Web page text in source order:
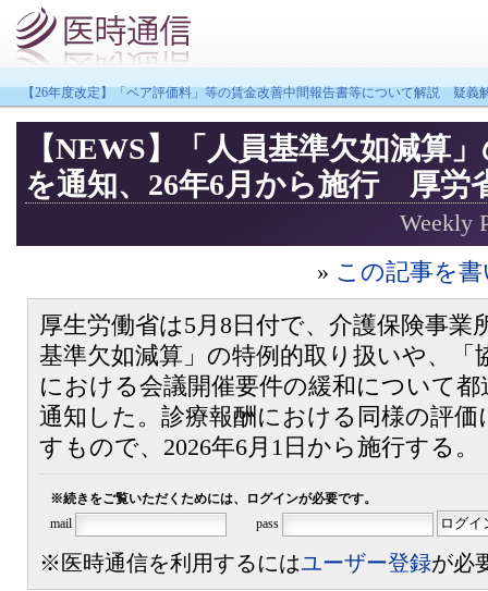
【26年度改定】「ベア評価料」等の賃金改善中間報告書等について解説 疑義
【NEWS】「人員基準欠如減算
を通知、26年6月から施行 厚労
Weekly
» この記事を
厚生労働省は5月8日付で、介護保険事業
基準欠如減算」の特例的取り扱いや、「
における会議開催要件の緩和について
通知した。診療報酬における同様の評
すもので、2026年6月1日から施行する。
※続きをご覧いただくためには、ログインが必要です。
mail
pass
※医時通信を利用するにはユーザー登録が必